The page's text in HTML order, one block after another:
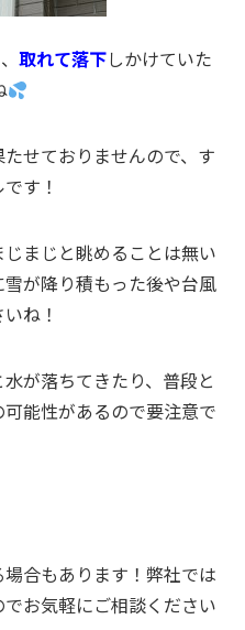
取れて落下しかけていた
せておりませんので、す
す！
まじと眺めることは無い
が降り積もった後や台風
ね！
が落ちてきたり、普段と
能性があるので要注意で
合もあります！弊社では
でお気軽にご相談ください